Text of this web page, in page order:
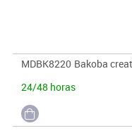
ejemplos de construcción,
100 guías de construcción
MDBK8220 Bakoba
24/48 horas